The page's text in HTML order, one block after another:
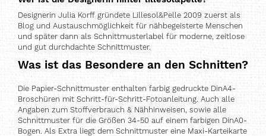
Designerin Julia Korff gründete Lillesol&Pelle 2009 zuerst als
Blog und Austauschmöglichkeit für nähbegeisterte Menschen
und später dann als Schnittmusterlabel für moderne, zeitlose
und gut durchdachte Schnittmuster.
Was ist das Besondere an den Schnitten?
Die Papier-Schnittmuster enthalten farbig gedruckte DinA4-
Broschüren mit Schritt-für-Schritt-Fotoanleitung. Auch alle
Angaben zum Stoffverbrauch & Nähhinweisen, sowie alle
Schnittmuster für die Größen 34-50 auf einem farbigen DinA0-
Bogen. Als Extra liegt dem Schnittmuster eine Maxi-Karteikarte